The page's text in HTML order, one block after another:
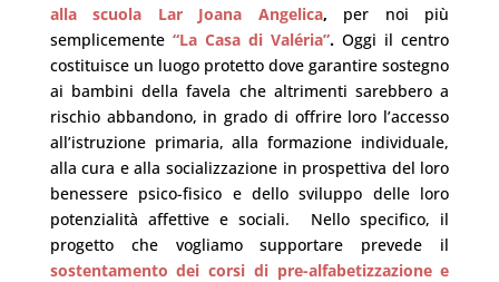
alla scuola Lar Joana Angelica, per noi più
semplicemente “La Casa di Valéria”. Oggi il centro
costituisce un luogo protetto dove garantire sostegno
ai bambini della favela che altrimenti sarebbero a
rischio abbandono, in grado di offrire loro l’accesso
all’istruzione primaria, alla formazione individuale,
alla cura e alla socializzazione in prospettiva del loro
benessere psico-fisico e dello sviluppo delle loro
potenzialità affettive e sociali.
Nello specifico, il
progetto che vogliamo supportare prevede il
sostentamento dei corsi di pre-alfabetizzazione e